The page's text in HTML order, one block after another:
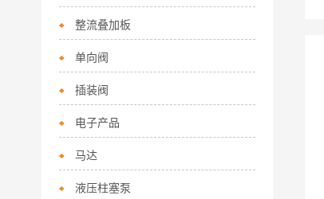
整流叠加板
单向阀
插装阀
电子产品
马达
液压柱塞泵